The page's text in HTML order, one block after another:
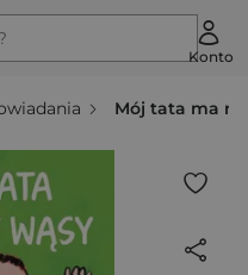
Konto
Mój tata ma